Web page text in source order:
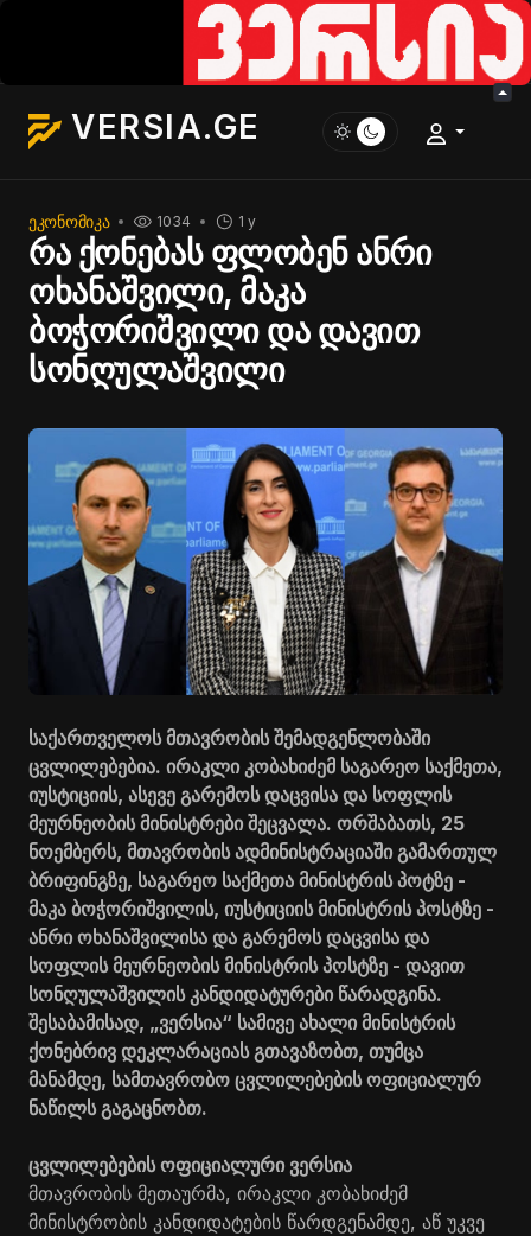
VERSIA.GE
ᲔᲙᲝᲜᲝᲛᲘᲙᲐ 1 y
1034
რა ქონებას ფლობენ ანრი
ოხანაშვილი, მაკა
ბოჭორიშვილი და დავით
სონღულაშვილი
საქართველოს მთავრობის შემადგენლობაში
ცვლილებებია. ირაკლი კობახიძემ საგარეო საქმეთა,
იუსტიციის, ასევე გარემოს დაცვისა და სოფლის
მეურნეობის მინისტრები შეცვალა. ორშაბათს, 25
ნოემბერს, მთავრობის ადმინისტრაციაში გამართულ
ბრიფინგზე, საგარეო საქმეთა მინისტრის პოტზე -
მაკა ბოჭორიშვილის, იუსტიციის მინისტრის პოსტზე -
ანრი ოხანაშვილისა და გარემოს დაცვისა და
სოფლის მეურნეობის მინისტრის პოსტზე - დავით
სონღულაშვილის კანდიდატურები წარადგინა.
შესაბამისად, „ვერსია“ სამივე ახალი მინისტრის
ქონებრივ დეკლარაციას გთავაზობთ, თუმცა
მანამდე, სამთავრობო ცვლილებების ოფიციალურ
ნაწილს გაგაცნობთ.
ცვლილებების ოფიციალური ვერსია
მთავრობის მეთაურმა, ირაკლი კობახიძემ
მინისტრობის კანდიდატების წარდგენამდე, აწ უკვე